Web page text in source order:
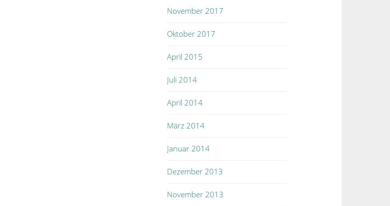
November 2017
Oktober 2017
April 2015
Juli 2014
April 2014
März 2014
Januar 2014
Dezember 2013
November 2013